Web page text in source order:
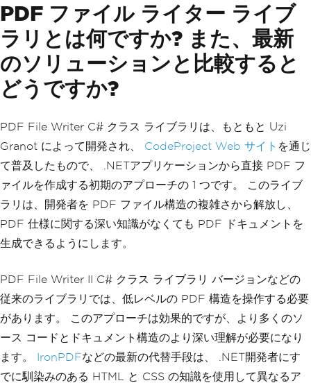
PDF ファイル ライター ライブ
ラリとは何ですか? また、最新
のソリューションと比較すると
どうですか?
PDF File Writer C# クラス ライブラリは、もともと Uzi
Granot によって開発され、 CodeProject Web サイト を通じ
て普及したもので、 .NETアプリケーションから直接 PDF フ
ァイルを作成する初期のアプローチの 1 つです。 このライブ
ラリは、開発者を PDF ファイル構造の複雑さから解放し、
PDF 仕様に関する深い知識がなくても PDF ドキュメントを
生成できるようにします。
PDF File Writer II C# クラス ライブラリ バージョンなどの
従来のライブラリでは、低レベルの PDF 構造を操作する必要
があります。 このアプローチは効果的ですが、より多くのソ
ース コードとドキュメント構造のより深い理解が必要になり
ます。 IronPDFなどの最新の代替手段は、 .NET開発者にす
でに馴染みのある HTML と CSS の知識を使用して異なるア